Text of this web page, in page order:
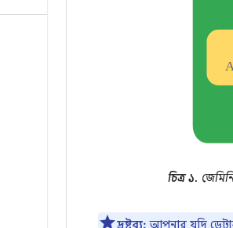
চিত্র ১.
দ্রষ্টব্য: আপনার যদি